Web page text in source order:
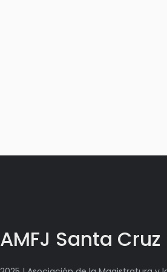
AMFJ Santa Cruz